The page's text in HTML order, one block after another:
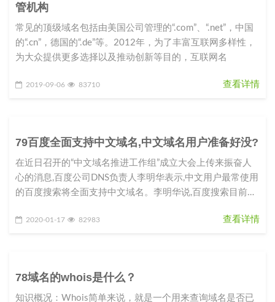
管机构
常见的顶级域名包括由美国公司管理的“.com”、“.net”，中国
的“.cn”，德国的“.de”等。2012年，为了丰富互联网多样性，
为大众提供更多选择以及推动创新等目的，互联网名
2019-09-06 83710 查看详情
79百度全面支持中文域名,中文域名用户准备好没?
在近日召开的“中文域名推进工作组”成立大会上传来振奋人
心的消息,百度公司DNS负责人李明华表示,中文用户最常使用
的百度搜索将全面支持中文域名。李明华说,百度搜索目前已
2020-01-17 82983 查看详情
78域名的whois是什么？
知识概况：Whois简单来说，就是一个用来查询域名是否已